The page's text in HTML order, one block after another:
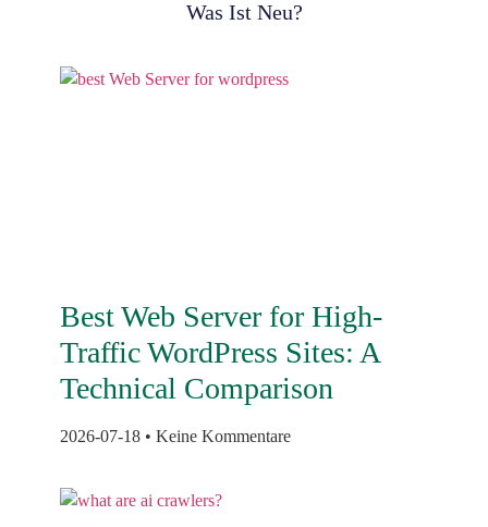
Was Ist Neu?
Best Web Server for High-
Traffic WordPress Sites: A
Technical Comparison
2026-07-18 Keine Kommentare